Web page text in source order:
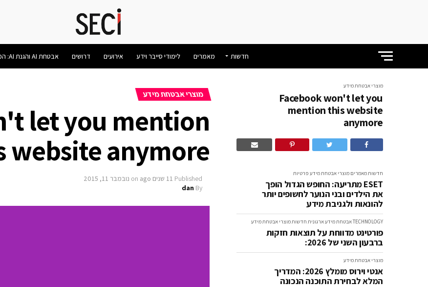
חדשות מאמרים לימודי סייבר וידע אירועים דרושים אבטחת AI והגנת AI: המדריך המלא 2026
מוצרי אבטחת מידע
Facebook won't let you
mention this website
anymore
חדשותמאמרים מוצרי אבטחת מידע פרטיות
ESET מתריעה: החופש הגדול הופך
את הילדים ובני הנוער לחשופים יותר
להונאות ולגניבת מידע
TECHNOLOGYאבטחת מידע ארגונית חדשותמוצרי אבטחת מידע
פורטינט מדווחת על תוצאות חזקות
ברבעון השני של 2026:
מוצרי אבטחת מידע
אנטי וירוס מומלץ 2026: המדריך
המלא לבחירת התוכנה הנכונה
מוצרי אבטחת מידע
let you mention
website anymore
Published 11 שנים ago on נובמבר 11, 2015
By
dan